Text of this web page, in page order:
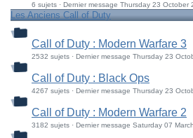
6 sujets · Dernier message Thursday 23 October
Les Anciens Call of Duty
Call of Duty : Modern Warfare 3
2532 sujets · Dernier message Thursday 23
Call of Duty : Black Ops
4267 sujets · Dernier message Thursday 23
Call of Duty : Modern Warfare 2
3182 sujets · Dernier message Saturday 07